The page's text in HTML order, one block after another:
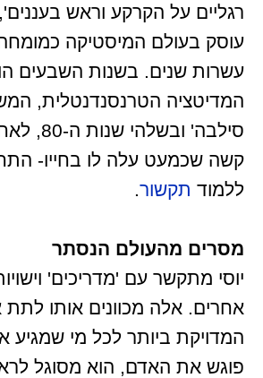
רגליים על הקרקע וראש
עוסק בעולם המיסטיקה
עשרות שנים. בשנות השבעים
המדיטציה הטרנסנדנטלית,
סילבה'
קשה שכמעט עלה לו בחייו-
ללמוד תקשור.
מסרים מהעולם הנסתר
יוסי מתקשר עם 'מדריכים'
אחרים. אלה מכוונים אותו לתת
המדויקת ביותר לכל מי שמגיע
פוגש את האדם, הוא מסוגל